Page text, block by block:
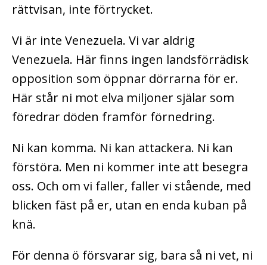
rättvisan, inte förtrycket.
Vi är inte Venezuela. Vi var aldrig
Venezuela. Här finns ingen landsförrädisk
opposition som öppnar dörrarna för er.
Här står ni mot elva miljoner själar som
föredrar döden framför förnedring.
Ni kan komma. Ni kan attackera. Ni kan
förstöra. Men ni kommer inte att besegra
oss. Och om vi faller, faller vi stående, med
blicken fäst på er, utan en enda kuban på
knä.
För denna ö försvarar sig, bara så ni vet, ni